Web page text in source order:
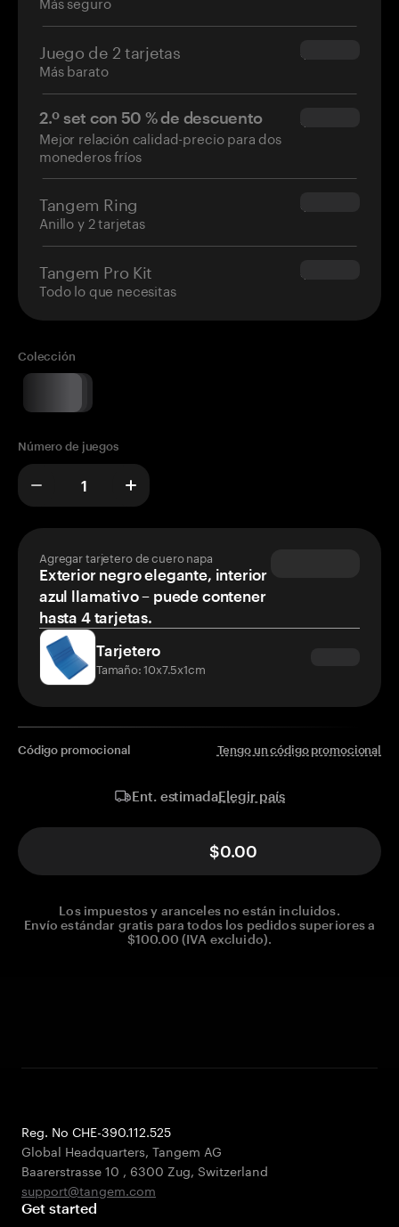
Juego de 2 tarjetas
Más barato
$54.90
2.º set con 50 % de descuento
Mejor relación calidad-precio para dos
monederos fríos
$34.95
Tangem Ring
Anillo y 2 tarjetas
$160.00
Tangem Pro Kit
Todo lo que necesitas
$180.00
Colección
Número de juegos
Agregar tarjetero de cuero napa
Exterior negro elegante, interior
azul llamativo – puede contener
hasta 4 tarjetas.
Tarjetero
Tamaño: 10x7.5x1cm
Código promocional Tengo un código promocional
Ent. estimadaElegir país
$0.00
Los impuestos y aranceles no están incluidos.
Envío estándar gratis para todos los pedidos superiores a
$100.00 (IVA excluido).
Reg. No CHE-390.112.525
Global Headquarters, Tangem AG
Baarerstrasse 10 , 6300 Zug, Switzerland
support@tangem.com
Get started